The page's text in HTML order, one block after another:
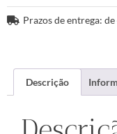
Prazos de entrega:
Descrição